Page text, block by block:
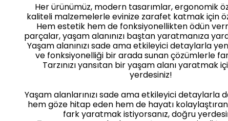
Her ürünümüz, modern tasarımlar, ergonomik
kaliteli malzemelerle evinize zarafet katmak için
Hem estetik hem de fonksiyonellikten ödün
parçalar, yaşam alanınızı baştan yaratmanıza
Yaşam alanınızı sade ama etkileyici detaylarla
ve fonksiyonelliği bir arada sunan çözümlerle
Tarzınızı yansıtan bir yaşam alanı yaratmak
yerdesiniz!
Yaşam alanlarınızı sade ama etkileyici detaylarla
hem göze hitap eden hem de hayatı
fark yaratmak istiyorsanız, doğru